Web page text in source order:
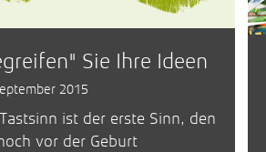
Sie Ihre Ideen
2015
ist der erste Sinn, den
vor der Geburt